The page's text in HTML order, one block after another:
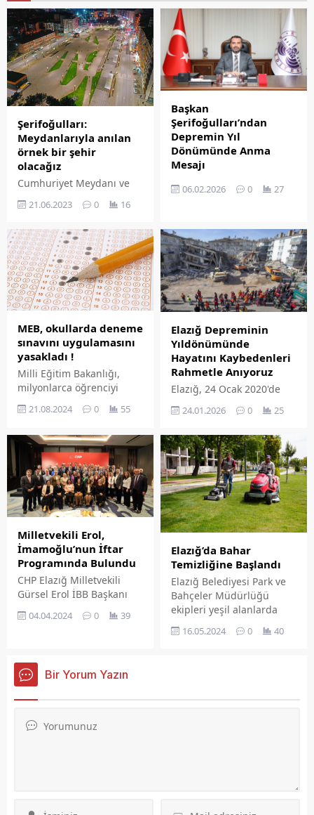
Şerifoğulları:
Meydanlarıyla anılan
örnek bir şehir
olacağız
Cumhuriyet Meydanı ve
Yer Altı Otoparkı ile 15
Temmuz Demokrasi
Otoparkı, hizmete
sunulduğu günden
itibaren şehir merkezine
nefes aldırmanın yanı sıra
yaklaşık 100 bin araca da
otopark hizmeti verdi.
21.06.2023 0 16
Başkan
Şerifoğulları’ndan
Depremin Yıl
Dönümünde Anma
Mesajı
Elazığ Belediye Başkanı
Şahin Şerifoğulları, 6
merkezli asrın felaketinin
üçüncü yıl dönümünde bir
anma mesajı yayımladı.
06.02.2026 0 27
MEB, okullarda deneme
sınavını uygulamasını
yasakladı !
Milli Eğitim Bakanlığı,
milyonlarca öğrenciyi
ilgilendiren kararı
duyurdu. Okullarda
sınavı yapılması
yasaklandı.
21.08.2024 0 55
Elazığ Depreminin
Yıldönümünde
Hayatını Kaybedenleri
Rahmetle Anıyoruz
Elazığ, 24 Ocak 2020'de
depremle sarsıldı.
toprağa verirken binlerce
yaralı vatandaş o günlerin
izini taşıyor. Elazığ'ın en
soğuk gecesinin
üzerinden 6 yıl geçti.
24.01.2026 0 25
Milletvekili Erol,
İmamoğlu’nun İftar
Programında Bulundu
CHP Elazığ Milletvekili
Gürsel Erol İBB Başkanı
Ekrem İmamoğlu'nun ev
sahipliğinde düzenlenen
04.04.2024 0 39
Elazığ’da Bahar
Temizliğine Başlandı
Elazığ Belediyesi Park ve
Bahçeler Müdürlüğü
ekipleri yeşil alanlarda
temizlik ve bakım
çalışmaları
16.05.2024 0 40
Bir Yorum Yazın